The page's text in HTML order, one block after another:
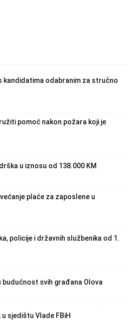
kandidatima odabranim za stručno
pomoć nakon požara koji je
u iznosu od 138.000 KM
plaće za zaposlene u
policije i državnih službenika od 1.
budućnost svih građana Olova
sjedištu Vlade FBiH